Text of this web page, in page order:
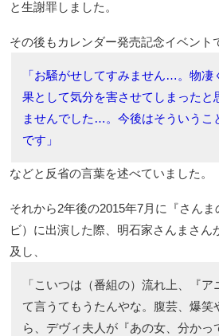
と生謝罪しました。
その後もカレンダー発売記念イベント
「お騒がせしてすみません…。物凄
果として気分を害させてしまったと
ませんでした…。今後はそういうこ
です」
などと反省の言葉を述べていました。
それから2年後の2015年7月に『さん
ビ）に出演した際、明石家さんまさん
及し、
「こいつは（番組の）流れ上、『
て言うてもうたんやな。腹芸、爆笑
ら、デヴィ夫人が『あの女、分かっ